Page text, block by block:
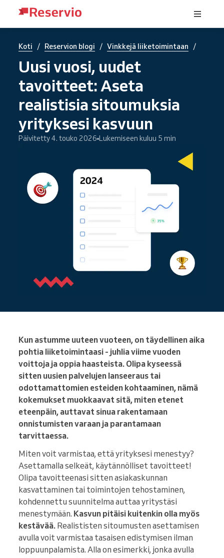
Koti / Reservion blogi / Vinkkejä liiketoimintaan /
Uusi vuosi, uudet
tavoitteet: Aseta
realistisia sitoumuksia
yrityksesi kasvuun
Päivitetty 4. touko 2026 Lukemiseen kuluu 5 min
Kun astumme uuteen vuoteen, on täydellinen aika
pohtia liiketoimintaasi - juhlia viime vuoden
voittoja ja oppia haasteista. Olipa kyseessä
sitten uusien palvelujen lanseeraus tai
odottamattomien esteiden kohtaaminen, nämä
kokemukset muokkaavat sitä, miten etenet
eteenpäin, auttavat sinua rakentamaan
onnistumisten varaan ja parantamaan
tarvittaessa.
Miten voit varmistaa, että yrityksesi menestyy?
Asettamalla selkeät, käytännölliset tavoitteet!
Olipa tavoitteenasi sitten asiakaskunnan
kasvattaminen tai toimintojen tehostaminen,
kohdennettu suunnitelma auttaa yritystäsi
menestymään. Kasvun pitäisi kuitenkin olla myös
kestävää. Realististen sitoumusten asettamisen
avulla voit varmistaa tasaisen edistymisen ilman
loppuunpalamista. Alla on esimerkki, jonka avulla